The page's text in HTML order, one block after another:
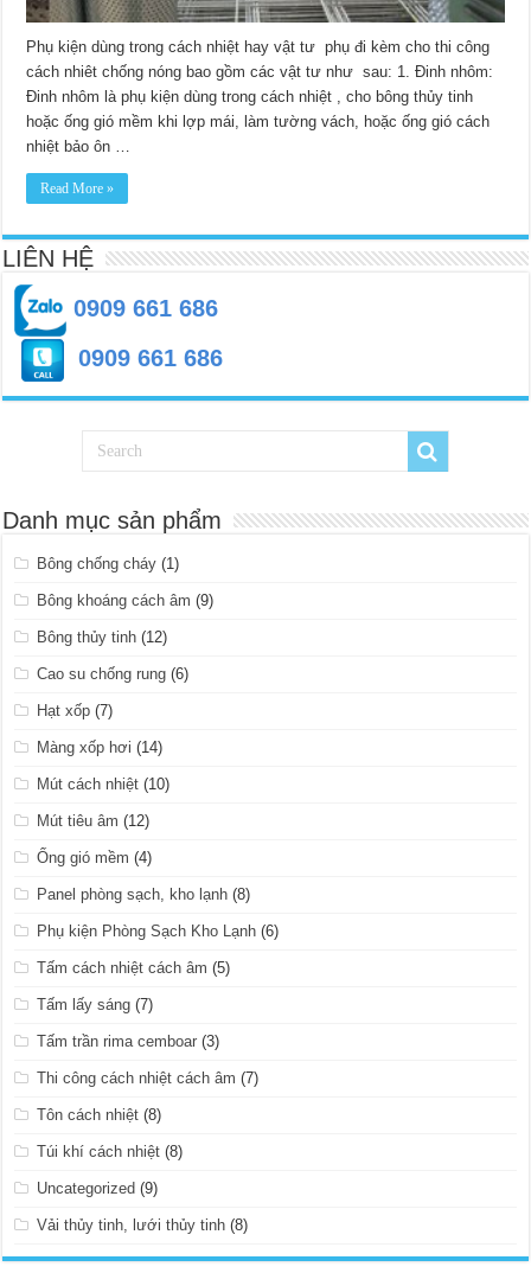
Phụ kiện dùng trong cách nhiệt hay vật tư phụ đi kèm cho thi công
cách nhiêt chống nóng bao gồm các vật tư như sau: 1. Đinh nhôm:
Đinh nhôm là phụ kiện dùng trong cách nhiệt , cho bông thủy tinh
hoặc ống gió mềm khi lợp mái, làm tường vách, hoặc ống gió cách
nhiệt bảo ôn …
Read More »
LIÊN HỆ
0909 661 686
0909 661 686
Danh mục sản phẩm
Bông chống cháy (1)
Bông khoáng cách âm (9)
Bông thủy tinh (12)
Cao su chống rung (6)
Hạt xốp (7)
Màng xốp hơi (14)
Mút cách nhiệt (10)
Mút tiêu âm (12)
Ống gió mềm (4)
Panel phòng sạch, kho lạnh (8)
Phụ kiện Phòng Sạch Kho Lạnh (6)
Tấm cách nhiệt cách âm (5)
Tấm lấy sáng (7)
Tấm trần rima cemboar (3)
Thi công cách nhiệt cách âm (7)
Tôn cách nhiệt (8)
Túi khí cách nhiệt (8)
Uncategorized (9)
Vải thủy tinh, lưới thủy tinh (8)